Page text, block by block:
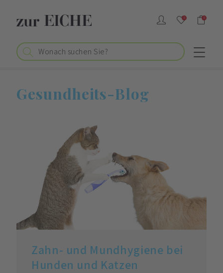
0 0
Gesundheits-Blog
Zahn- und Mundhygiene bei
Hunden und Katzen